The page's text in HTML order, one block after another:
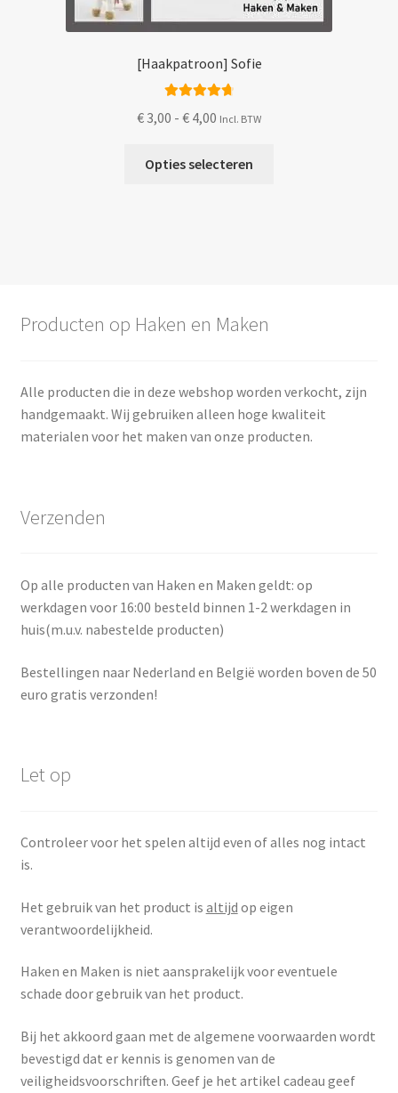
[Haakpatroon] Sofie
uit 5
€ 3,00 - € 4,00 Prijsklasse:
tot
Incl. BTW
Opties selecteren
de
productpagina
Producten op Haken en Maken
Alle producten die in deze webshop worden verkocht, zijn
handgemaakt. Wij gebruiken alleen hoge kwaliteit
materialen voor het maken van onze producten.
Verzenden
Op alle producten van Haken en Maken geldt: op
werkdagen voor 16:00 besteld binnen 1-2 werkdagen in
huis(m.u.v. nabestelde producten)
Bestellingen naar Nederland en België worden boven de 50
euro gratis verzonden!
Let op
Controleer voor het spelen altijd even of alles nog intact
is.
Het gebruik van het product is altijd op eigen
verantwoordelijkheid.
Haken en Maken is niet aansprakelijk voor eventuele
schade door gebruik van het product.
Bij het akkoord gaan met de algemene voorwaarden wordt
bevestigd dat er kennis is genomen van de
veiligheidsvoorschriften. Geef je het artikel cadeau geef